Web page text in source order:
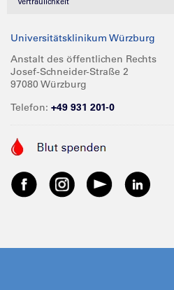
Universitätsklinikum Würzburg
Anstalt des öffentlichen Rechts
Josef-Schneider-Straße 2
97080 Würzburg
Telefon: +49 931 201-0